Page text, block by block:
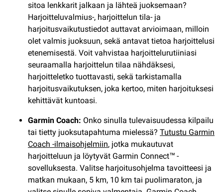
sitoa lenkkarit jalkaan ja lähteä juoksemaan?
Harjoitteluvalmius-, harjoittelun tila- ja
harjoitusvaikutustiedot auttavat arvioimaan, milloin
olet valmis juoksuun, sekä antavat tietoa harjoittelusi
etenemisestä. Voit vahvistaa harjoittelurutiiniasi
seuraamalla harjoittelun tilaa nähdäksesi,
harjoitteletko tuottavasti, sekä tarkistamalla
harjoitusvaikutuksen, joka kertoo, miten harjoituksesi
kehittävät kuntoasi.
Garmin Coach: Onko sinulla tulevaisuudessa kilpailu
tai tietty juoksutapahtuma mielessä? Tutustu Garmin
Coach -ilmaisohjelmiin, jotka mukautuvat
harjoitteluun ja löytyvät Garmin Connect™ -
sovelluksesta. Valitse harjoitusohjelma tavoitteesi ja
matkan mukaan, 5 km, 10 km tai puolimaraton, ja